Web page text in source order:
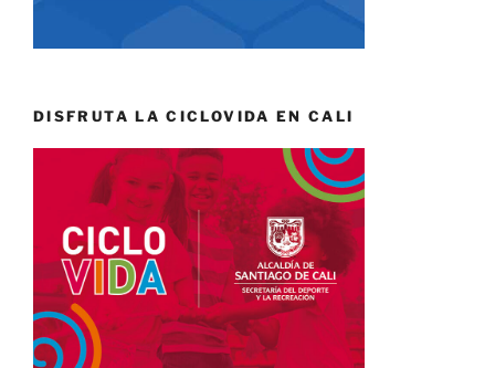
DISFRUTA LA CICLOVIDA EN CALI